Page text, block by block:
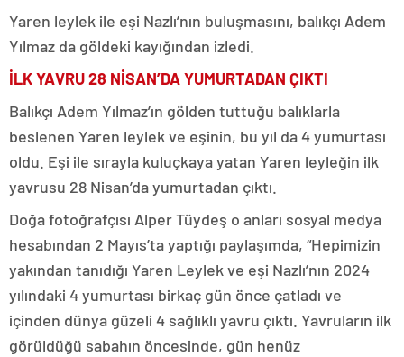
Yaren leylek ile eşi Nazlı’nın buluşmasını, balıkçı Adem
Yılmaz da göldeki kayığından izledi.
İLK YAVRU 28 NİSAN’DA YUMURTADAN ÇIKTI
Balıkçı Adem Yılmaz’ın gölden tuttuğu balıklarla
beslenen Yaren leylek ve eşinin, bu yıl da 4 yumurtası
oldu. Eşi ile sırayla kuluçkaya yatan Yaren leyleğin ilk
yavrusu 28 Nisan’da yumurtadan çıktı.
Doğa fotoğrafçısı Alper Tüydeş o anları sosyal medya
hesabından 2 Mayıs’ta yaptığı paylaşımda, “Hepimizin
yakından tanıdığı Yaren Leylek ve eşi Nazlı’nın 2024
yılındaki 4 yumurtası birkaç gün önce çatladı ve
içinden dünya güzeli 4 sağlıklı yavru çıktı. Yavruların ilk
görüldüğü sabahın öncesinde, gün henüz